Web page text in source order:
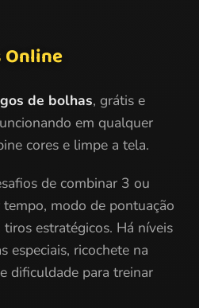
Online
de bolhas, grátis e
em qualquer
cores e limpe a tela.
de combinar 3 ou
modo de pontuação
estratégicos. Há níveis
especiais, ricochete na
dificuldade para treinar